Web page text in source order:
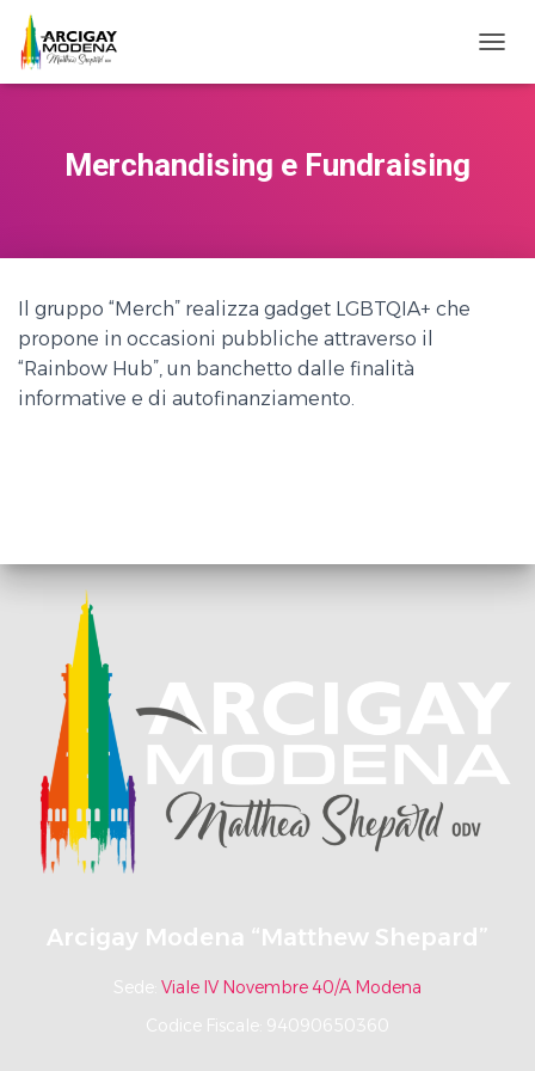
Merchandising e Fundraising
Il gruppo “Merch” realizza gadget LGBTQIA+ che
propone in occasioni pubbliche attraverso il
“Rainbow Hub”, un banchetto dalle finalità
informative e di autofinanziamento.
Arcigay Modena “Matthew Shepard”
Sede: Viale IV Novembre 40/A Modena
Codice Fiscale: 94090650360